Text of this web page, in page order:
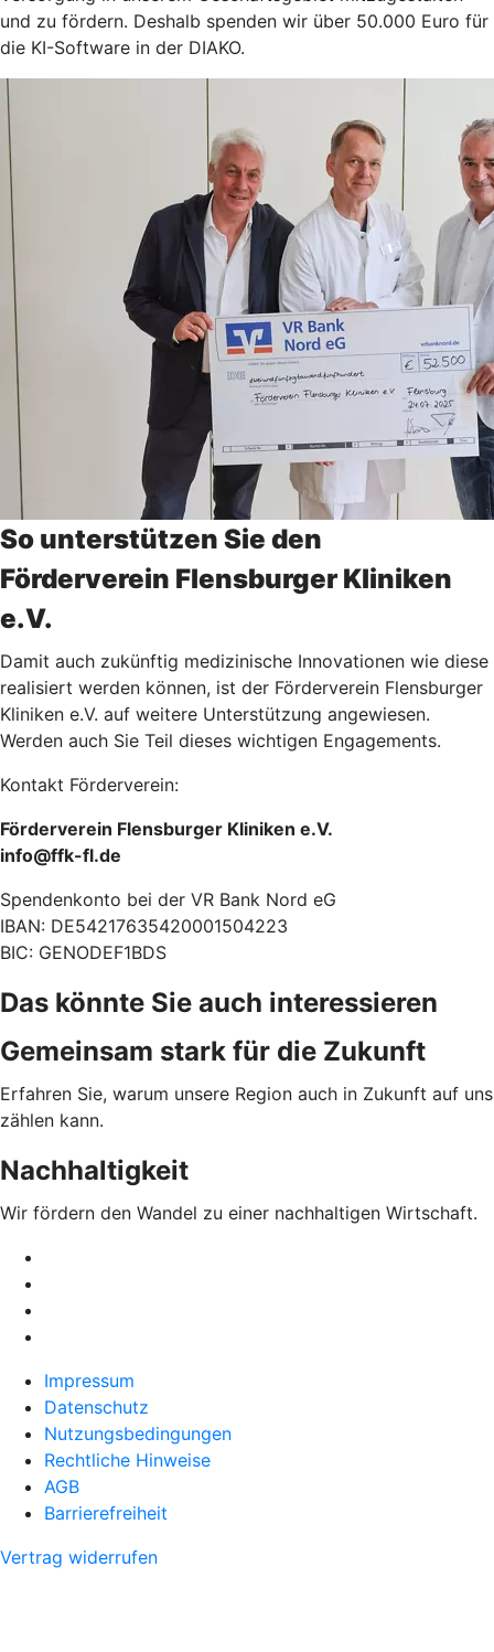
und zu fördern. Deshalb spenden wir über 50.000 Euro für
die KI-Software in der DIAKO.
So unterstützen Sie den
Förderverein Flensburger Kliniken
e.V.
Damit auch zukünftig medizinische Innovationen wie diese
realisiert werden können, ist der Förderverein Flensburger
Kliniken e.V. auf weitere Unterstützung angewiesen.
Werden auch Sie Teil dieses wichtigen Engagements.
Kontakt Förderverein:
Förderverein Flensburger Kliniken e.V.
info@ffk-fl.de
Spendenkonto bei der VR Bank Nord eG
IBAN: DE54217635420001504223
BIC: GENODEF1BDS
Das könnte Sie auch interessieren
Gemeinsam stark für die Zukunft
Erfahren Sie, warum unsere Region auch in Zukunft auf uns
zählen kann.
Nachhaltigkeit
Wir fördern den Wandel zu einer nachhaltigen Wirtschaft.
Impressum
Datenschutz
Nutzungsbedingungen
Rechtliche Hinweise
AGB
Barrierefreiheit
Vertrag widerrufen